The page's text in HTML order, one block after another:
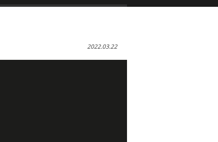
2022.03.22